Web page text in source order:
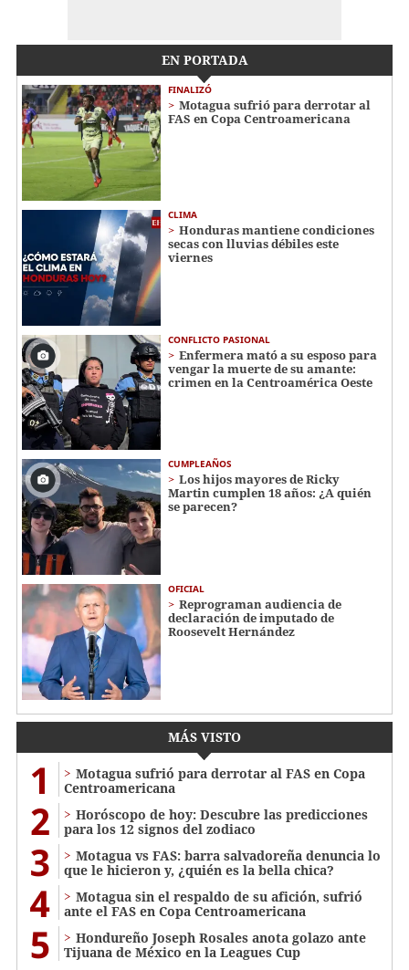
EN PORTADA
FINALIZÓ
Motagua sufrió para derrotar al
FAS en Copa Centroamericana
CLIMA
Honduras mantiene condiciones
secas con lluvias débiles este
viernes
CONFLICTO PASIONAL
Enfermera mató a su esposo para
vengar la muerte de su amante:
crimen en la Centroamérica Oeste
CUMPLEAÑOS
Los hijos mayores de Ricky
Martin cumplen 18 años: ¿A quién
se parecen?
OFICIAL
Reprograman audiencia de
declaración de imputado de
Roosevelt Hernández
MÁS VISTO
1
Motagua sufrió para derrotar al FAS en Copa
Centroamericana
2
Horóscopo de hoy: Descubre las predicciones
para los 12 signos del zodiaco
3
Motagua vs FAS: barra salvadoreña denuncia lo
que le hicieron y, ¿quién es la bella chica?
4
Motagua sin el respaldo de su afición, sufrió
ante el FAS en Copa Centroamericana
5
Hondureño Joseph Rosales anota golazo ante
Tijuana de México en la Leagues Cup